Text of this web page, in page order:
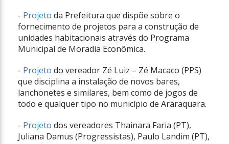
- Projeto da Prefeitura que dispõe sobre o
fornecimento de projetos para a construção de
unidades habitacionais através do Programa
Municipal de Moradia Econômica.
- Projeto do vereador Zé Luiz – Zé Macaco (PPS)
que disciplina a instalação de novos bares,
lanchonetes e similares, bem como de jogos de
todo e qualquer tipo no município de Araraquara.
- Projeto dos vereadores Thainara Faria (PT),
Juliana Damus (Progressistas), Paulo Landim (PT),